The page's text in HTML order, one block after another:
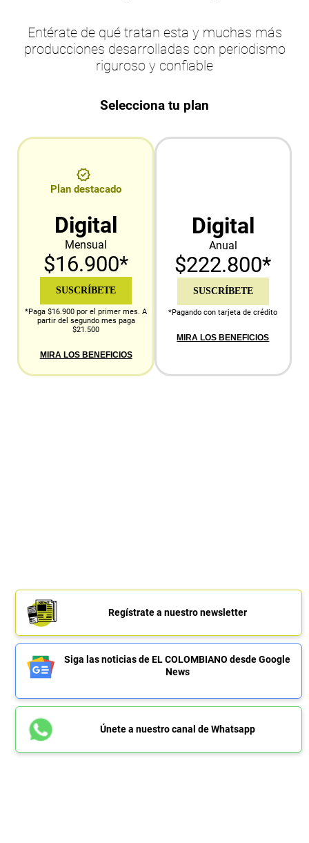
Entérate de qué tratan esta y muchas más
producciones desarrolladas con periodismo
riguroso y confiable
Selecciona tu plan
Plan destacado
Digital
Mensual
$16.900*
SUSCRÍBETE
*Paga $16.900 por el primer mes. A
partir del segundo mes paga
$21.500
MIRA LOS BENEFICIOS
Digital
Anual
$222.800*
SUSCRÍBETE
*Pagando con tarjeta de crédito
MIRA LOS BENEFICIOS
Regístrate a nuestro newsletter
Siga las noticias de EL COLOMBIANO desde Google
News
Únete a nuestro canal de Whatsapp